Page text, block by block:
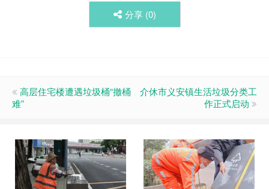
分享 (0)
高层住宅楼遭遇垃圾桶“撤桶
难”
介休市义安镇生活垃圾分类工
作正式启动